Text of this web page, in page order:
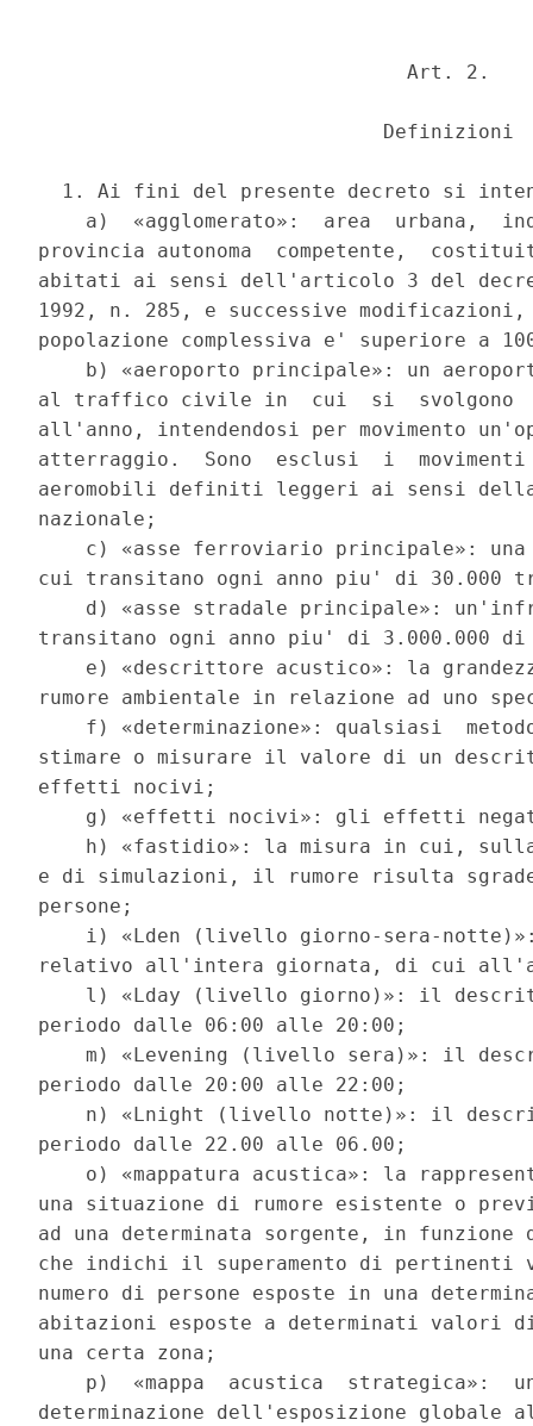
                               Art. 2.
                             Definizioni
1. Ai fini del presente decreto si
a)  «agglomerato»:  area  urbana,
provincia autonoma  competente,
abitati ai sensi dell'articolo 3 del
1992, n. 285, e successive
popolazione complessiva e' superiore a
b) «aeroporto principale»: un
al traffico civile in  cui  si  svolgono
all'anno, intendendosi per movimento
atterraggio.  Sono  esclusi  i
aeromobili definiti leggeri ai sensi della
nazionale;
c) «asse ferroviario principale»:
cui transitano ogni anno piu' di 30.000
d) «asse stradale principale»:
transitano ogni anno piu' di 3.000.000
e) «descrittore acustico»: la
rumore ambientale in relazione ad uno
f) «determinazione»: qualsiasi
stimare o misurare il valore di un
effetti nocivi;
g) «effetti nocivi»: gli effetti
h) «fastidio»: la misura in cui,
e di simulazioni, il rumore risulta
persone;
i) «Lden (livello giorno-sera-
relativo all'intera giornata, di cui
l) «Lday (livello giorno)»: il
periodo dalle 06:00 alle 20:00;
m) «Levening (livello sera)»: il
periodo dalle 20:00 alle 22:00;
n) «Lnight (livello notte)»: il
periodo dalle 22.00 alle 06.00;
o) «mappatura acustica»: la
una situazione di rumore esistente o
ad una determinata sorgente, in
che indichi il superamento di
numero di persone esposte in una
abitazioni esposte a determinati valori
una certa zona;
p)  «mappa  acustica  strategica»:
determinazione dell'esposizione globale